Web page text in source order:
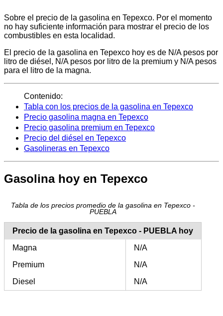
Sobre el precio de la gasolina en Tepexco. Por el momento
no hay suficiente información para mostrar el precio de los
combustibles en esta localidad.
El precio de la gasolina en Tepexco hoy es de N/A pesos por
litro de diésel, N/A pesos por litro de la premium y N/A pesos
para el litro de la magna.
Contenido:
Tabla con los precios de la gasolina en Tepexco
Precio gasolina magna en Tepexco
Precio gasolina premium en Tepexco
Precio del diésel en Tepexco
Gasolineras en Tepexco
Gasolina hoy en Tepexco
Tabla de los precios promedio de la gasolina en Tepexco -
PUEBLA
Precio de la gasolina en Tepexco - PUEBLA hoy
Magna
N/A
Premium
N/A
Diesel
N/A